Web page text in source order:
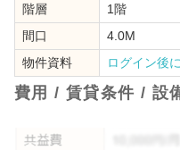
階層
1階
間口
4.0M
物件資料
ログイン後
費用 / 賃貸条件 / 設